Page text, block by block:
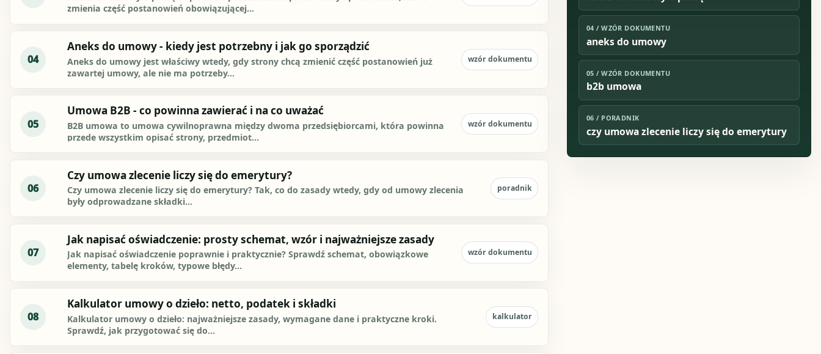
zmienia część postanowień obowiązującej...
04
Aneks do umowy - kiedy jest potrzebny i jak go sporządzić
Aneks do umowy jest właściwy wtedy, gdy strony chcą zmienić część postanowień już
zawartej umowy, ale nie ma potrzeby...
wzór dokumentu
05
Umowa B2B - co powinna zawierać i na co uważać
B2B umowa to umowa cywilnoprawna między dwoma przedsiębiorcami, która powinna
przede wszystkim opisać strony, przedmiot...
wzór dokumentu
06
Czy umowa zlecenie liczy się do emerytury?
Czy umowa zlecenie liczy się do emerytury? Tak, co do zasady wtedy, gdy od umowy zlecenia
były odprowadzane składki...
poradnik
07
Jak napisać oświadczenie: prosty schemat, wzór i najważniejsze zasady
Jak napisać oświadczenie poprawnie i praktycznie? Sprawdź schemat, obowiązkowe
elementy, tabelę kroków, typowe błędy...
wzór dokumentu
08
Kalkulator umowy o dzieło: netto, podatek i składki
Kalkulator umowy o dzieło: najważniejsze zasady, wymagane dane i praktyczne kroki.
Sprawdź, jak przygotować się do...
kalkulator
04 /WZÓR DOKUMENTU
aneks do umowy
05 /WZÓR DOKUMENTU
b2b umowa
06 / PORADNIK
czy umowa zlecenie liczy się do emerytury